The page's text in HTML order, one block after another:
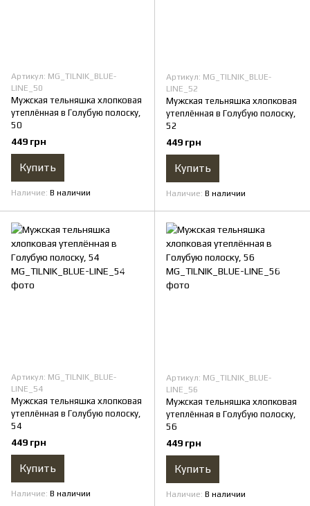
Артикул: MG_TILNIK_BLUE-
LINE_50
Мужская тельняшка хлопковая
утеплённая в Голубую полоску,
50
449 грн
Купить
Наличие В наличии
Артикул: MG_TILNIK_BLUE-
LINE_52
Мужская тельняшка хлопковая
утеплённая в Голубую полоску,
52
449 грн
Купить
Наличие В наличии
Артикул: MG_TILNIK_BLUE-
LINE_54
Мужская тельняшка хлопковая
утеплённая в Голубую полоску,
54
449 грн
Купить
Наличие В наличии
Артикул: MG_TILNIK_BLUE-
LINE_56
Мужская тельняшка хлопковая
утеплённая в Голубую полоску,
56
449 грн
Купить
Наличие В наличии